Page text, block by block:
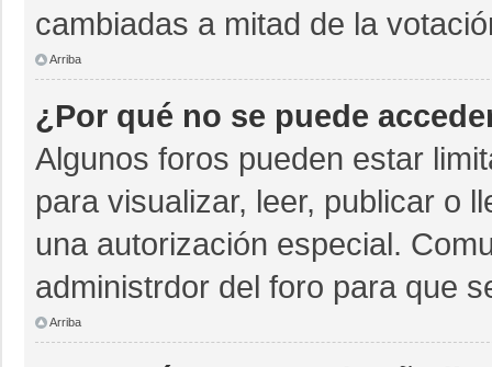
cambiadas a mitad de la
Arriba
¿Por qué no se puede
Algunos foros pueden estar
para visualizar, leer, publicar o
una autorización especial.
administrdor del foro para que
Arriba